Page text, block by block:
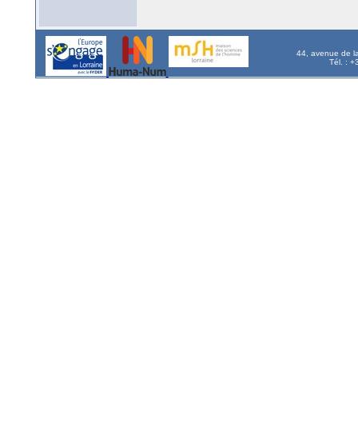
44, avenue de
Tél. :